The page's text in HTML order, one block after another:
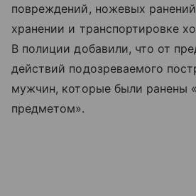
повреждений, ножевых
хранении и транспортировке
В полиции добавили, что от
действий подозреваемого
мужчин, которые были ранены
предметом».